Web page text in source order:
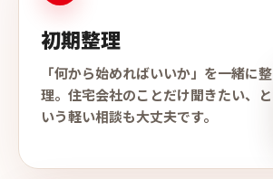
初期整理
「何から始めればいいか」を一緒に整
理。住宅会社のことだけ聞きたい、と
いう軽い相談も大丈夫です。